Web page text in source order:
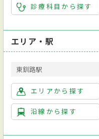
診療科目から探す
エリア・駅
東釧路駅
エリアから探す
沿線から探す